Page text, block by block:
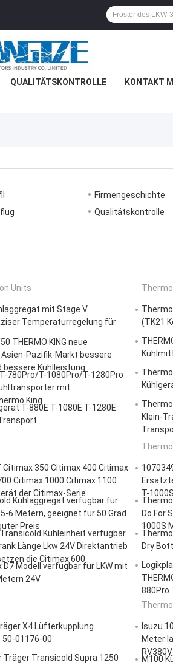
QUALITÄTSKONTROLLE KONTAKT
Firmengeschichte
Qualitätskontrolle
Units
mit Stage V
Temperaturregelung für
THERMO KING neue
Pazifik-Markt bessere
Kühlleistung
780Pro/T-1080Pro/T-1280Pro
mit
King
T-880E T-1080E T-1280E
(TK21
Klein-
350 Citimax 400 Citimax
Citimax 1000 Citimax 1100
der Citimax-Serie
Kühlaggregat verfügbar für
6 Metern, geeignet für 50 Grad
Preis
Kühleinheit verfügbar
Länge Lkw 24V Direktantrieb
die Citimax 600
Modell verfügbar für LKW mit
24V
T-
Do For
1000S
Dry
880Pro
X4 Lüfterkupplung
01176-00
Träger Transicold Supra 1250
Isuzu
Meter
M100